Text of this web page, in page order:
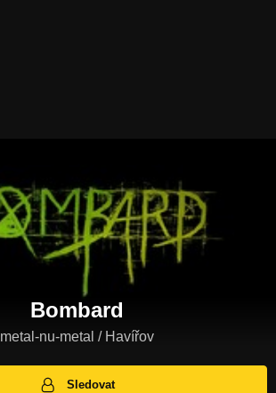
Bombard
metal-nu-metal / Havířov
Sledovat